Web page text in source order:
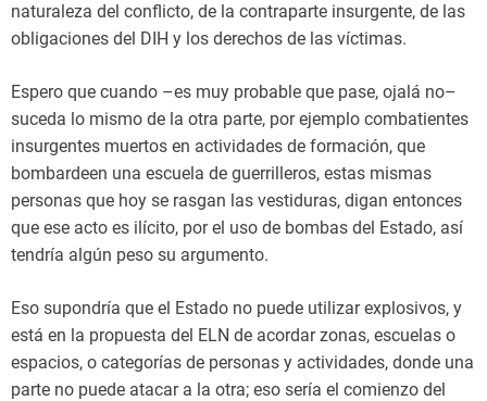
naturaleza del conflicto, de la contraparte insurgente, de las
obligaciones del DIH y los derechos de las víctimas.
Espero que cuando –es muy probable que pase, ojalá no–
suceda lo mismo de la otra parte, por ejemplo combatientes
insurgentes muertos en actividades de formación, que
bombardeen una escuela de guerrilleros, estas mismas
personas que hoy se rasgan las vestiduras, digan entonces
que ese acto es ilícito, por el uso de bombas del Estado, así
tendría algún peso su argumento.
Eso supondría que el Estado no puede utilizar explosivos, y
está en la propuesta del ELN de acordar zonas, escuelas o
espacios, o categorías de personas y actividades, donde una
parte no puede atacar a la otra; eso sería el comienzo del